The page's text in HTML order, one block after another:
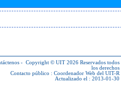
- Copyright © UIT 2026 Reservados todos
los derechos
Contacto público : Coordenador Web del UIT-R
Actualizado el : 2013-01-30